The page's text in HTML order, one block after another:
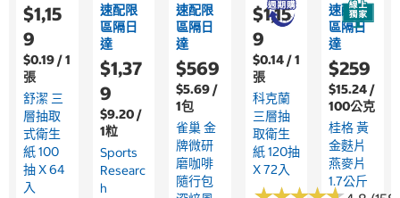
$1,15
9
$0.19 / 1
張
舒潔 三
層抽取
式衛生
紙 100
抽 X 64
入
速配限
區隔日
達
$1,37
9
$9.20 /
1粒
Sports
Researc
H
速配限
區隔日
達
$569
$5.69 /
1包
雀巢 金
牌微研
磨咖啡
隨行包
$1,15
9
$0.14 / 1
張
科克蘭
三層抽
取衛生
紙 120抽
X 72入
速配限
區隔日
達
$259
$15.24 /
100公克
桂格 黃
金麩片
燕麥片
1.7公斤